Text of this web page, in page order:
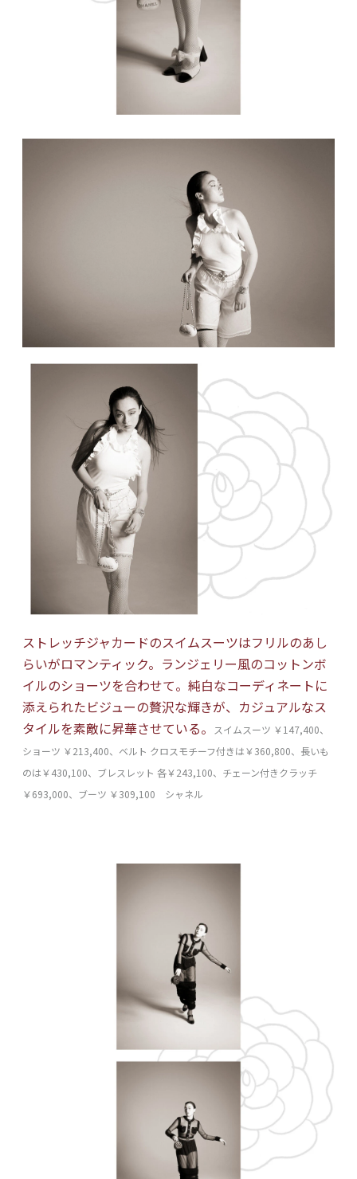
ストレッチジャカードのスイムスーツはフリルのあし
らいがロマンティック。ランジェリー風のコットンボ
イルのショーツを合わせて。純白なコーディネートに
添えられたビジューの贅沢な輝きが、カジュアルなス
タイルを素敵に昇華させている。
スイムスーツ ￥147,400、
ショーツ ￥213,400、ベルト クロスモチーフ付きは￥360,800、長いも
のは￥430,100、ブレスレット 各￥243,100、チェーン付きクラッチ
￥693,000、ブーツ ￥309,100 シャネル